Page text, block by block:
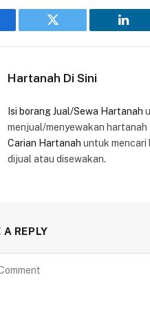
Twitter
Hartanah Di Sini
Isi borang Jual/Sewa Hartanah
menjual/menyewakan hartanah
Carian Hartanah untuk mencari
dijual atau disewakan.
A REPLY